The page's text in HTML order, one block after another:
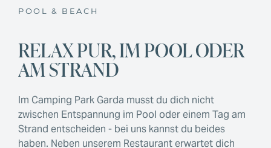
RELAX PUR, IM POOL ODER
AM STRAND
Im Camping Park Garda musst du dich nicht
zwischen Entspannung im Pool oder einem Tag am
Strand entscheiden - bei uns kannst du beides
haben. Neben unserem Restaurant erwartet dich
POOL & BEACH